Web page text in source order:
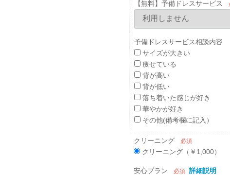
【無料】予備ドレスサービス
予備ドレスサービス相談内容
サイズが大きい
痩せている
背が高い
背が低い
落ち着いた感じが好き
華やかが好き
その他(備考欄に記入）
クリーニング 必須
クリーニング（￥1,000）
安心プラン 必須 詳細説明